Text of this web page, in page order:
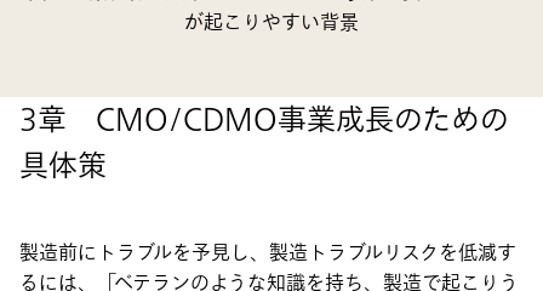
が起こりやすい背景
3章 CMO/CDMO事業成長のための
具体策
製造前にトラブルを予見し、製造トラブルリスクを低減す
るには、「ベテランのような知識を持ち、製造で起こりう